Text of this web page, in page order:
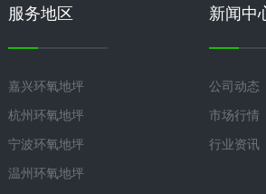
服务地区
嘉兴环氧地坪
杭州环氧地坪
宁波环氧地坪
温州环氧地坪
新闻中
公司动态
市场行情
行业资讯